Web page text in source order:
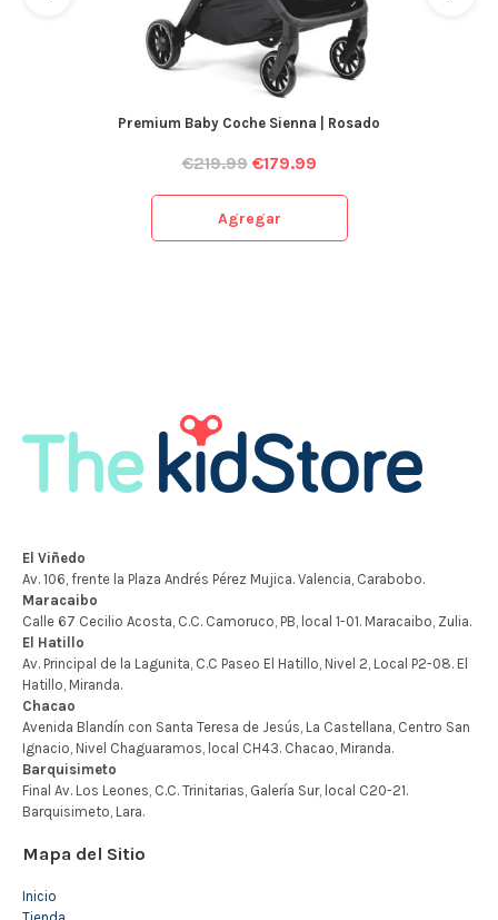
Premium Baby Coche Sienna | Rosado
€219.99 €179.99
Agregar
Mapa del Sitio
Inicio